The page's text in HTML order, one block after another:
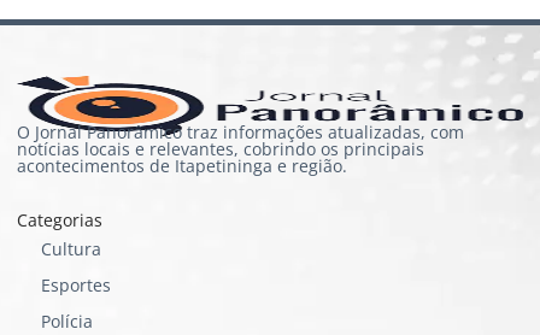
O Jornal Panorâmico traz informações atualizadas, com
notícias locais e relevantes, cobrindo os principais
acontecimentos de Itapetininga e região.
Categorias
Cultura
Esportes
Polícia